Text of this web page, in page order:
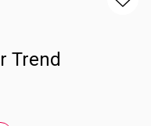
Trend